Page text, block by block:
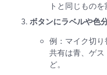
トと同じものを
ボタンにラベルや色
例：マイク切
共有は青、ゲ
ど。